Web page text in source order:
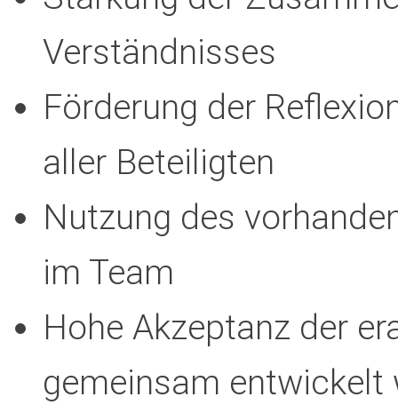
Verständnisses
Förderung der
aller Beteiligten
Nutzung des
im Team
Hohe Akzeptanz der
gemeinsam entwickelt